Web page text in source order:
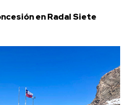
en Radal Siete